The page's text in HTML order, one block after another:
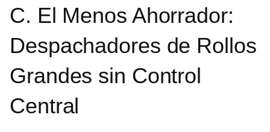
C. El Menos Ahorrador:
Despachadores de Rollos
Grandes sin Control
Central